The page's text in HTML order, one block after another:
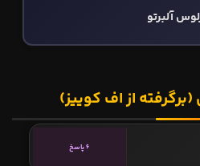
آلبرتو
از اف کوییز)
6 پاسخ